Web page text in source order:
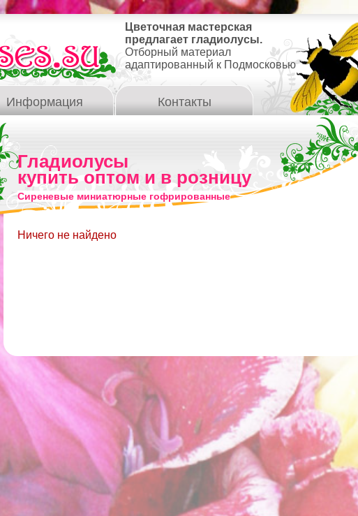
Цветочная мастерская
предлагает гладиолусы.
Отборный материал
адаптированный к Подмосковью
Информация Контакты
Гладиолусы
купить оптом и в розницу
Сиреневые миниатюрные гофрированные
Ничего не найдено